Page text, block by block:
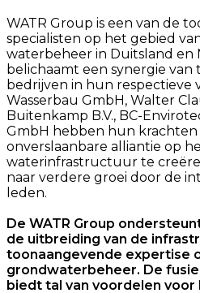
WATR Group is een van de
specialisten op het gebied
waterbeheer in Duitsland en
belichaamt een synergie van
bedrijven in hun respectieve
Wasserbau GmbH, Walter
Buitenkamp B.V., BC-
GmbH hebben hun
onverslaanbare alliantie op
waterinfrastructuur te
naar verdere groei door de
leden.
De WATR Group
de uitbreiding van de
toonaangevende expertise
grondwaterbeheer. De
biedt tal van voordelen voor